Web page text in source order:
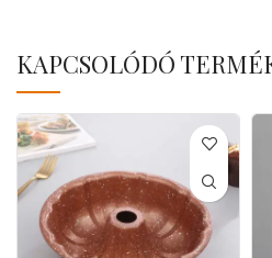
KAPCSOLÓDÓ